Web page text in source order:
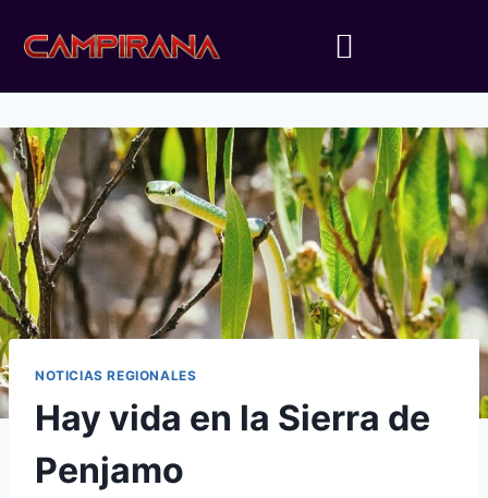
NOTICIAS REGIONALES
Hay vida en la Sierra de
Penjamo